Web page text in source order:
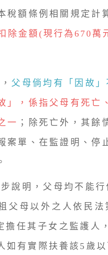
稅額條例相關規定計
除金額(現行為670萬
父母倘均有「因故」
」，係指父母有死亡
一 ；除死亡外，其餘
案單、在監證明、停
明，父母均不能行
父母以外之人依民
擔任其子女之監護人
如有實際扶養該5歲